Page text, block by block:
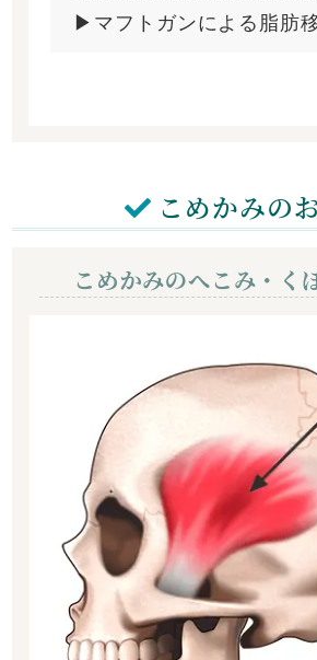
▶マフトガンによる脂肪
こめかみの
こめかみのへこみ・く